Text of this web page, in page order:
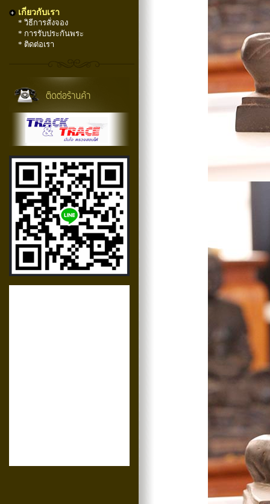
เกี่ยวกับเรา
* วิธีการสั่งจอง
* การรับประกันพระ
* ติดต่อเรา